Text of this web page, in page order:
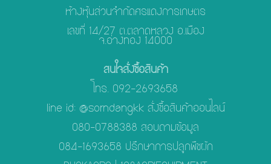
ห้างหุ้นส่วนจำกัดศรแดงการเกษตร
เลขที่ 14/27 ต.ตลาดหลวง อ.เมือง
จ.อ่างทอง 14000
สนใจสั่งซื้อสินค้า
โทร. 092-2693658
line id: @sorndangkk สั่งซื้อสินค้าออนไลน์
080-0788388 สอบถามข้อมูล
084-1693658 ปรึกษาการปลูกพืชผัก